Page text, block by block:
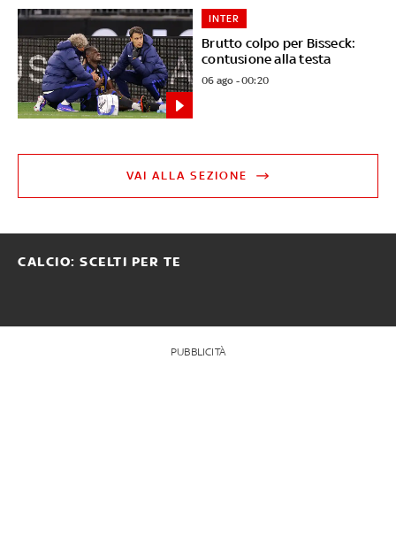
Brutto colpo per Bisseck:
contusione alla testa
INTER
06 ago - 00:20
VAI ALLA SEZIONE
CALCIO: SCELTI PER TE
PUBBLICITÀ